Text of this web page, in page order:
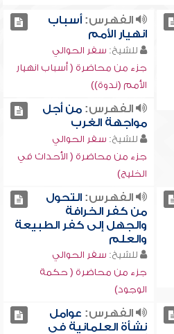
الفهرس:أسباب
انهيار الأمم
للشيخ: سفر الحوالي
جزء من محاضرة ( أسباب انهيار
الأمم (ندوة))
الفهرس:من أجل
مواجهة الغرب
للشيخ: سفر الحوالي
جزء من محاضرة ( الأحداث في
الخليج)
الفهرس:التحول
من كفر الخرافة
والجهل إلى كفر الطبيعة
والعلم
للشيخ: سفر الحوالي
جزء من محاضرة ( حكمة
الوجود)
الفهرس: عوامل
نشأة العلمانية في